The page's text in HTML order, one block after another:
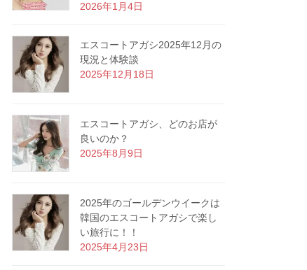
2026年1月4日
エスコートアガシ2025年12月の
現況と体験談
2025年12月18日
エスコートアガシ、どのお店が
良いのか？
2025年8月9日
2025年のゴールデンウイークは
韓国のエスコートアガシで楽し
い旅行に！！
2025年4月23日